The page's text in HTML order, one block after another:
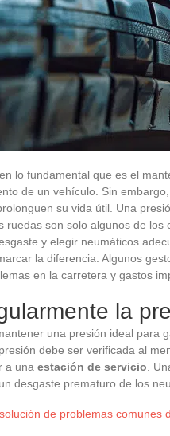
lo fundamental que es el
de un vehículo. Sin
su vida útil. Una
ruedas son solo algunos de
y elegir neumáticos
la diferencia. Algunos
en la carretera y gastos
la
una presión ideal para
debe ser verificada al
a una estación de servicio .
desgaste prematuro de los
de problemas comunes